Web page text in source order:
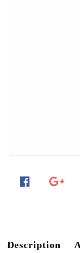
Description